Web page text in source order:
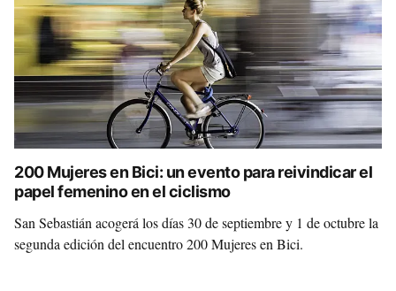
200 Mujeres en Bici: un evento para reivindicar el
papel femenino en el ciclismo
San Sebastián acogerá los días 30 de septiembre y 1 de octubre la
segunda edición del encuentro 200 Mujeres en Bici.